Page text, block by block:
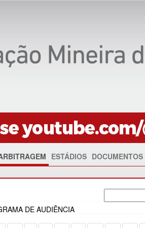
ESTÁDIOS DOCUMENTOS
DE AUDIÊNCIA